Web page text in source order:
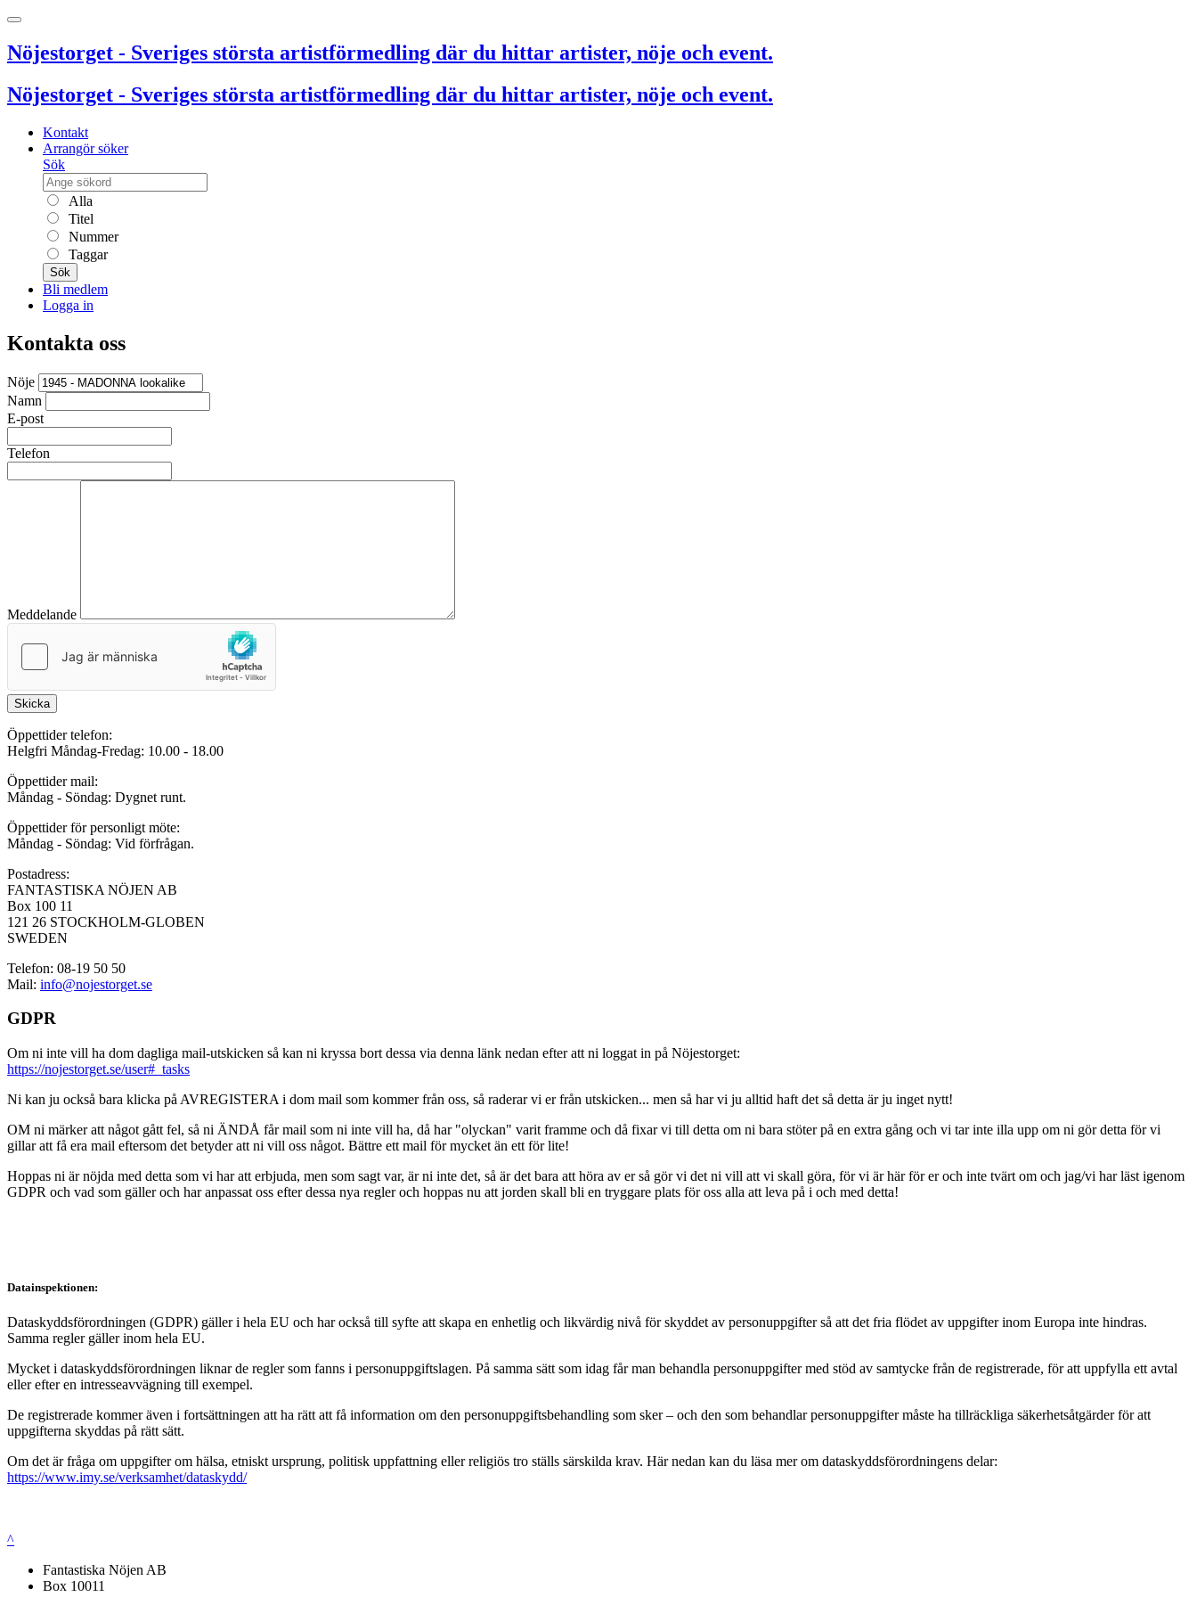
Nöjestorget - Sveriges största artistförmedling där du hittar artister, nöje och event.
Nöjestorget - Sveriges största artistförmedling där du hittar artister, nöje och event.
Kontakt
Arrangör söker
Sök
Alla
Titel
Nummer
Taggar
Sök
Bli medlem
Logga in
Kontakta oss
Nöje
Namn
E-post
Telefon
Meddelande
Skicka
Öppettider telefon:
Helgfri Måndag-Fredag: 10.00 - 18.00
Öppettider mail:
Måndag - Söndag: Dygnet runt.
Öppettider för personligt möte:
Måndag - Söndag: Vid förfrågan.
Postadress:
FANTASTISKA NÖJEN AB
Box 100 11
121 26 STOCKHOLM-GLOBEN
SWEDEN
Telefon: 08-19 50 50
Mail: info@nojestorget.se
GDPR
Om ni inte vill ha dom dagliga mail-utskicken så kan ni kryssa bort dessa via denna länk nedan efter att ni loggat in på Nöjestorget:
https://nojestorget.se/user#_tasks
Ni kan ju också bara klicka på AVREGISTERA i dom mail som kommer från oss, så raderar vi er från utskicken... men så har vi ju alltid haft det så detta är ju inget nytt!
OM ni märker att något gått fel, så ni ÄNDÅ får mail som ni inte vill ha, då har "olyckan" varit framme och då fixar vi till detta om ni bara stöter på en extra gång och vi tar inte illa upp om ni gör detta för vi
gillar att få era mail eftersom det betyder att ni vill oss något. Bättre ett mail för mycket än ett för lite!
Hoppas ni är nöjda med detta som vi har att erbjuda, men som sagt var, är ni inte det, så är det bara att höra av er så gör vi det ni vill att vi skall göra, för vi är här för er och inte tvärt om och jag/vi har läst igenom
GDPR och vad som gäller och har anpassat oss efter dessa nya regler och hoppas nu att jorden skall bli en tryggare plats för oss alla att leva på i och med detta!
Datainspektionen:
Dataskyddsförordningen (GDPR) gäller i hela EU och har också till syfte att skapa en enhetlig och likvärdig nivå för skyddet av personuppgifter så att det fria flödet av uppgifter inom Europa inte hindras.
Samma regler gäller inom hela EU.
Mycket i dataskyddsförordningen liknar de regler som fanns i personuppgiftslagen. På samma sätt som idag får man behandla personuppgifter med stöd av samtycke från de registrerade, för att uppfylla ett avtal
eller efter en intresseavvägning till exempel.
De registrerade kommer även i fortsättningen att ha rätt att få information om den personuppgiftsbehandling som sker – och den som behandlar personuppgifter måste ha tillräckliga säkerhetsåtgärder för att
uppgifterna skyddas på rätt sätt.
Om det är fråga om uppgifter om hälsa, etniskt ursprung, politisk uppfattning eller religiös tro ställs särskilda krav. Här nedan kan du läsa mer om dataskyddsförordningens delar:
https://www.imy.se/verksamhet/dataskydd/
^
Fantastiska Nöjen AB
Box 10011